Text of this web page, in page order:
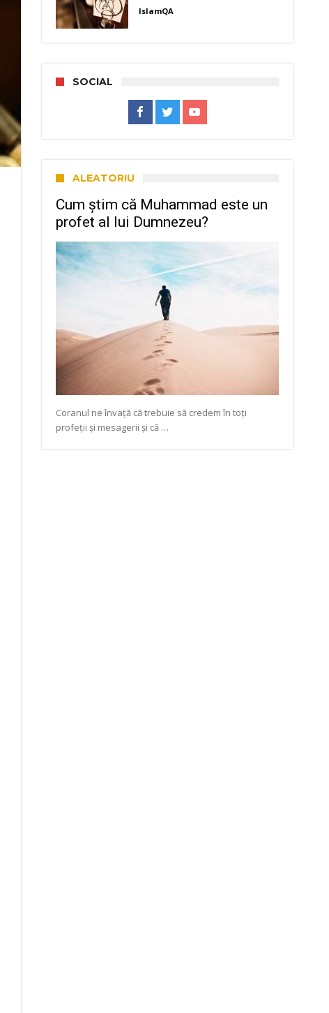
IslamQA
SOCIAL
ALEATORIU
Cum știm că Muhammad este un
profet al lui Dumnezeu?
Coranul ne învață că trebuie să credem în toți
profeții și mesagerii și că …